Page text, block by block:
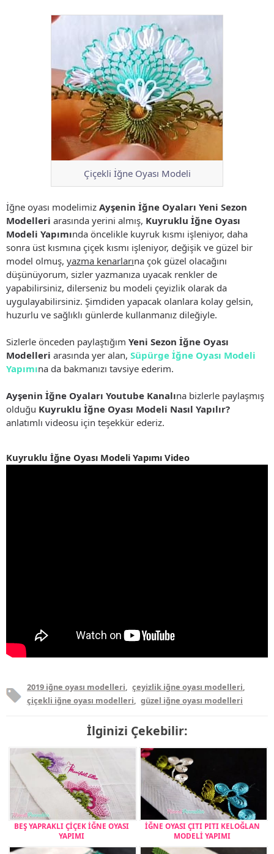
Çiçekli İğne Oyası Modeli
İğne oyası modelimiz Ayşenin İğne Oyaları Yeni Sezon
Modelleri arasında yerini almış, Kuyruklu İğne Oyası
Modeli Yapımında öncelikle kuyruk kısmı işleniyor, daha
sonra üst kısmına çiçek kısmı işleniyor, değişik ve güzel bir
model olmuş, yazma kenarlarına çok güzel olacağını
düşünüyorum, sizler yazmanıza uyacak renkler de
yapabilirsiniz, dilerseniz bu modeli çeyizlik olarak da
uygulayabilirsiniz. Şimdiden yapacak olanlara kolay gelsin,
huzurlu ve sağlıklı günlerde kullanmanız dileğiyle.
Sizlerle önceden paylaştığım Yeni Sezon İğne Oyası
Modelleri arasında yer alan, Süpürge İğne Oyası Modeli
Yapımına da bakmanızı tavsiye ederim.
Ayşenin İğne Oyaları Youtube Kanalına bizlerle paylaşmış
olduğu Kuyruklu İğne Oyası Modeli Nasıl Yapılır?
anlatımlı videosu için teşekkür ederiz.
Kuyruklu İğne Oyası Modeli Yapımı Video
2019 iğne oyası modelleri, çeyizlik iğne oyası modelleri,
çiçekli iğne oyası modelleri, güzel iğne oyası modelleri
İlginizi Çekebilir:
BEŞ YAPRAKLI ÇİÇEK İĞNE OYASI
YAPIMI
İĞNE OYASI ÇITI PITI KELOĞLAN
MODELİ YAPIMI